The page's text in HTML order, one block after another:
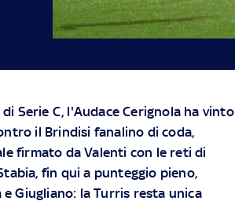
Serie C, l'Audace Cerignola ha vinto
il Brindisi fanalino di coda,
firmato da Valenti con le reti di
fin qui a punteggio pieno,
Giugliano: la Turris resta unica